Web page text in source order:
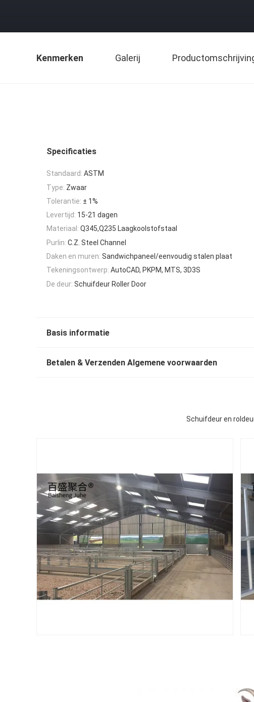
Kenmerken Galerij
Specificaties
Standaard: ASTM
Type: Zwaar
Tolerantie: ± 1%
Levertijd: 15-21 dagen
Materiaal: Q345,Q235 Laagkoolstofstaal
Purlin: C.Z. Steel Channel
Daken en muren: Sandwichpaneel/eenvoudig stalen plaat
Tekeningsontwerp: AutoCAD, PKPM, MTS, 3D3S
De deur: Schuifdeur Roller Door
Basis informatie
Betalen & Verzenden Algemene voorwaarden
Schuifdeur en